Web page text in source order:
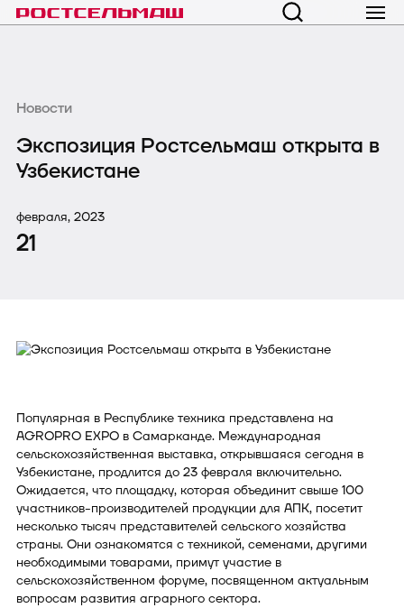
Новости
Экспозиция Ростсельмаш открыта в
Узбекистане
февраля, 2023
21
Популярная в Республике техника представлена на
AGROPRO EXPO в Самарканде. Международная
сельскохозяйственная выставка, открывшаяся сегодня в
Узбекистане, продлится до 23 февраля включительно.
Ожидается, что площадку, которая объединит свыше 100
участников-производителей продукции для АПК, посетит
несколько тысяч представителей сельского хозяйства
страны. Они ознакомятся с техникой, семенами, другими
необходимыми товарами, примут участие в
сельскохозяйственном форуме, посвященном актуальным
вопросам развития аграрного сектора.